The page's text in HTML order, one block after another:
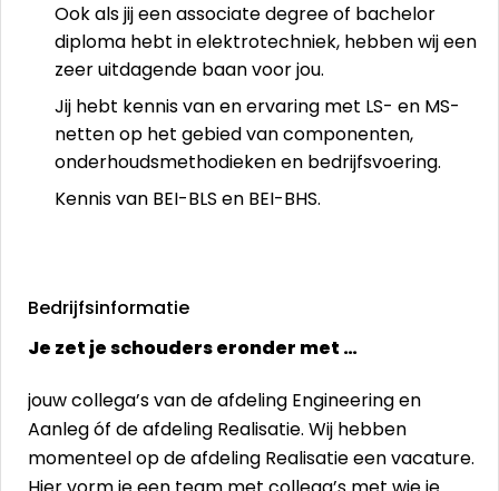
Ook als jij een associate degree of bachelor
diploma hebt in elektrotechniek, hebben wij een
zeer uitdagende baan voor jou.
Jij hebt kennis van en ervaring met LS- en MS-
netten op het gebied van componenten,
onderhoudsmethodieken en bedrijfsvoering.
Kennis van BEI-BLS en BEI-BHS.
Bedrijfsinformatie
Je zet je schouders eronder met …
jouw collega’s van de afdeling Engineering en
Aanleg óf de afdeling Realisatie. Wij hebben
momenteel op de afdeling Realisatie een vacature.